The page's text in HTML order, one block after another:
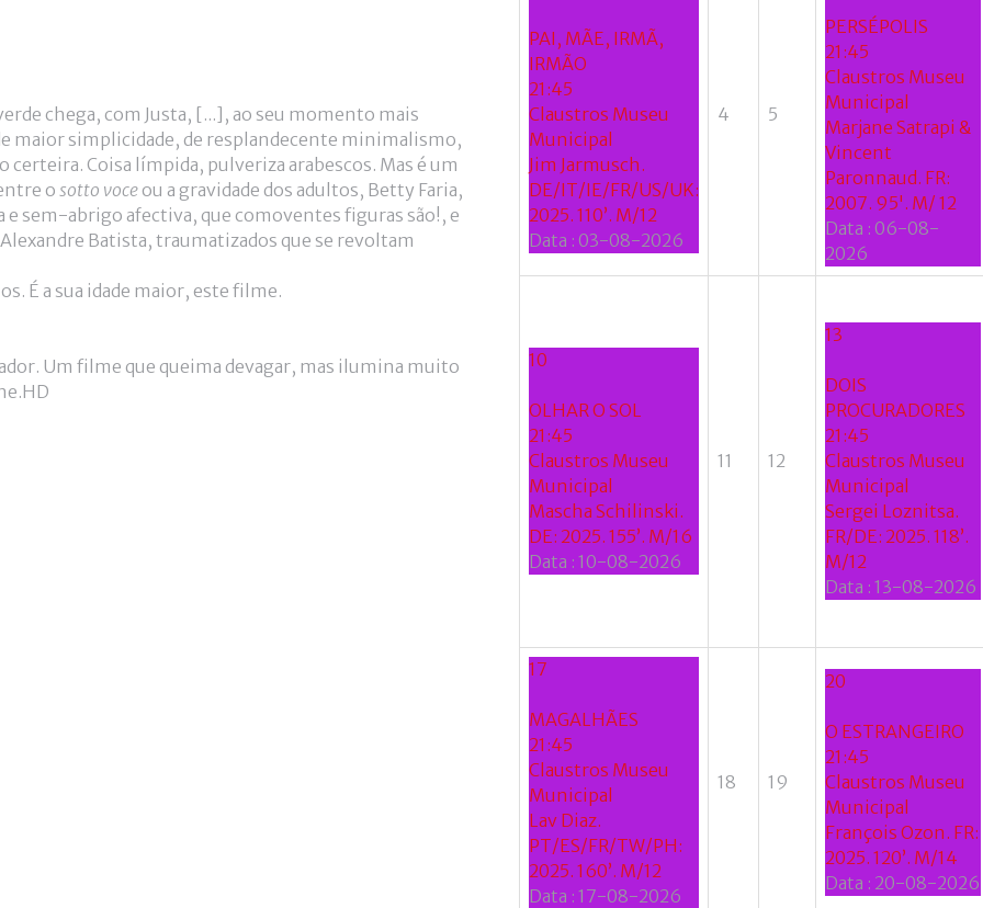
chega, com Justa, [...], ao seu momento mais
maior simplicidade, de resplandecente minimalismo,
Coisa límpida, pulveriza arabescos. Mas é um
o sotto voce ou a gravidade dos adultos, Betty Faria,
e sem-abrigo afectiva, que comoventes figuras são!, e
Batista, traumatizados que se revoltam
É a sua idade maior, este filme.
Um filme que queima devagar, mas ilumina muito
PAI, MÃE, IRMÃ,
IRMÃO
21:45
Claustros Museu
Municipal
Jim Jarmusch.
DE/IT/IE/FR/US/UK:
2025. 110’. M/12
Data : 03-08-2026
4 5
PERSÉPOLIS
21:45
Claustros Museu
Municipal
Marjane Satrapi &
Vincent
Paronnaud. FR:
2007. 95'. M/ 12
Data : 06-08-
2026
10
OLHAR O SOL
21:45
Claustros Museu
Municipal
Mascha Schilinski.
DE: 2025. 155’. M/16
Data : 10-08-2026
11 12
13
DOIS
PROCURADORES
21:45
Claustros Museu
Municipal
Sergei Loznitsa.
FR/DE: 2025. 118’.
M/12
Data : 13-08-2026
17
MAGALHÃES
21:45
Claustros Museu
Municipal
Lav Diaz.
PT/ES/FR/TW/PH:
2025. 160’. M/12
Data : 17-08-2026
18 19
20
O ESTRANGEIRO
21:45
Claustros Museu
Municipal
François Ozon. FR:
2025. 120’. M/14
Data : 20-08-2026
do
utilizador?
Esqueceu-
se
da
senha?
Login
with
Facebook
Login
with
Google
+